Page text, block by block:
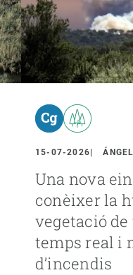
15-07-2026
Una nova
conèixer la
vegetació
temps real i
d’incendis